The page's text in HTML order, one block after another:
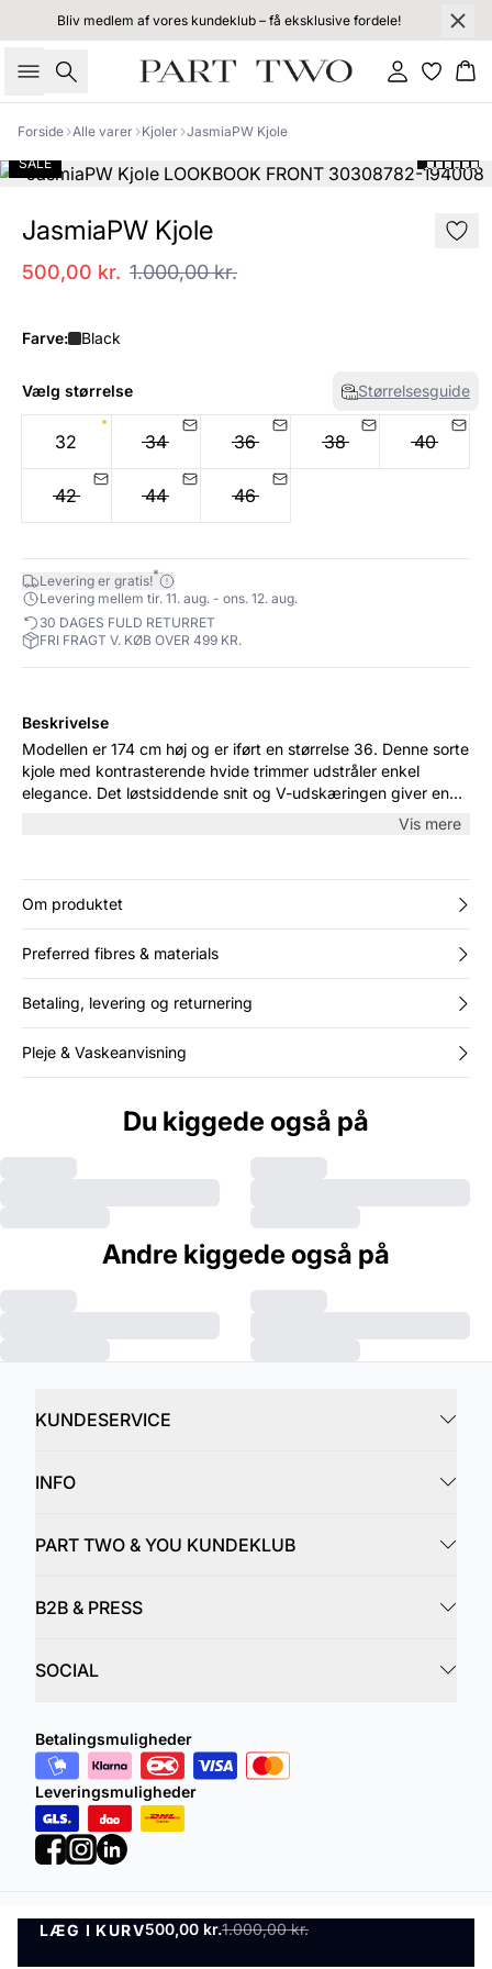
Bliv medlem af vores kundeklub – få eksklusive fordele!
Søg Log ind
Forside Alle varer Kjoler JasmiaPW Kjole
SALE
JasmiaPW Kjole
500,00 kr. 1.000,00 kr.
Farve: Black
Vælg størrelse Størrelsesguide
32 34 36 38 40
42 44 46
Levering er gratis!*
Levering mellem tir. 11. aug. - ons. 12. aug.
30 DAGES FULD RETURRET
FRI FRAGT V. KØB OVER 499 KR.
LÆG I KURV500,00 kr.1.000,00 kr.
LÆG I KURV
Beskrivelse
Modellen er 174 cm høj og er iført en størrelse 36. Denne sorte
kjole med kontrasterende hvide trimmer udstråler enkel
elegance. Det løstsiddende snit og V-udskæringen giver en
behagelig pasform og et stilrent look, perfekt til både formelle
Vis mere
Om produktet
Preferred fibres & materials
Betaling, levering og returnering
Pleje & Vaskeanvisning
Du kiggede også på
Andre kiggede også på
KUNDESERVICE
INFO
PART TWO & YOU KUNDEKLUB
B2B & PRESS
SOCIAL
Betalingsmuligheder
Leveringsmuligheder
Privatlivspolitik Vilkår og betingelser